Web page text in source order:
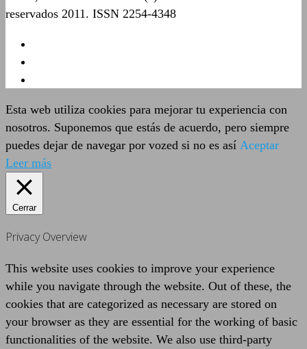
reservados 2011. ISSN 2254-4348
Esta web utiliza cookies para mejorar tu experiencia con
nosotros. Suponemos que estás de acuerdo, pero siempre
puedes dejar de navegar por vozed si no es así Aceptar
Leer más
Cerrar
Privacy Overview
This website uses cookies to improve your experience
while you navigate through the website. Out of these, the
cookies that are categorized as necessary are stored on
your browser as they are essential for the working of basic
functionalities of the website. We also use third-party